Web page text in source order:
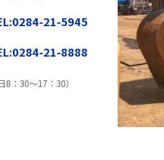
21-5945
21-8888
8：30〜17：30）